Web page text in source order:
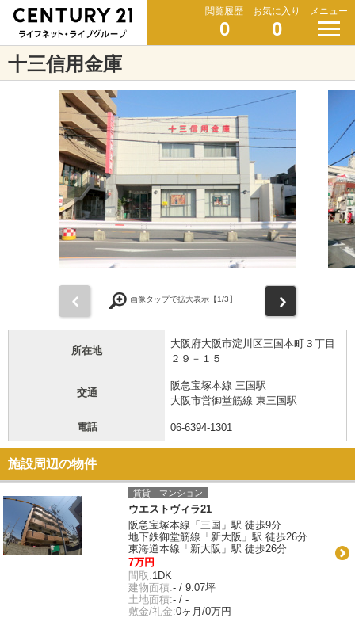
閲覧履歴
0
お気に入り
0
メニュー
十三信用金庫
画像タップで拡大表示【1/3】
所在地
大阪府大阪市淀川区三国本町３丁目
２９－１５
交通
阪急宝塚本線 三国駅
大阪市営御堂筋線 東三国駅
電話 06-6394-1301
施設周辺の物件
賃貸｜マンション
ウエストヴィラ21
阪急宝塚本線「三国」駅 徒歩9分
地下鉄御堂筋線「新大阪」駅 徒歩26分
東海道本線「新大阪」駅 徒歩26分
7万円
間取:1DK
建物面積:- / 9.07坪
土地面積:- / -
敷金/礼金:0ヶ月/0万円